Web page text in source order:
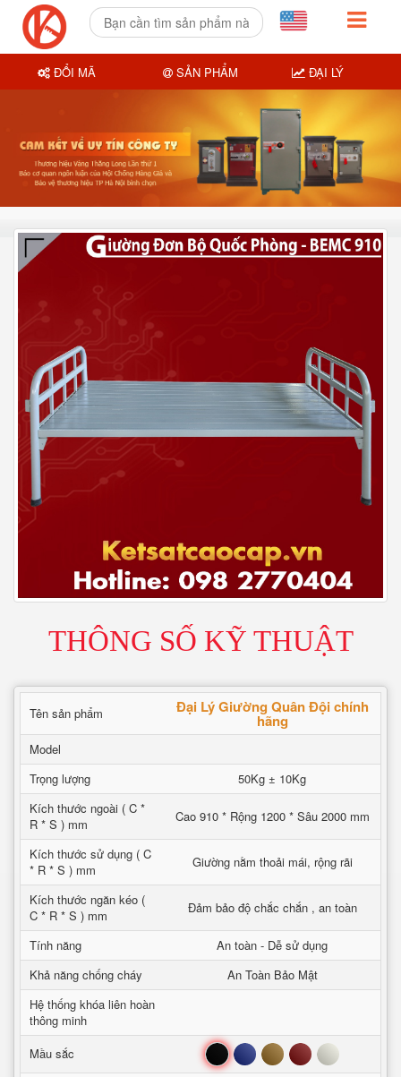
THÔNG SỐ KỸ THUẬT
Tên sản phẩm Đại Lý Giường Quân Đội chính
hãng
Model
Trọng lượng
50Kg ± 10Kg
Kích thước ngoài ( C *
R * S ) mm
Cao 910 * Rộng 1200 * Sâu 2000 mm
Kích thước sử dụng ( C
* R * S ) mm
Giường nằm thoải mái, rộng rãi
Kích thước ngăn kéo (
C * R * S ) mm
Đảm bảo độ chắc chắn , an toàn
Tính năng
An toàn - Dễ sử dụng
Khả năng chống cháy
An Toàn Bảo Mật
Hệ thống khóa liên hoàn
thông minh
Mầu sắc
Đen Xanh Nâu Đỏ Trắng
ĐỔI MÃ SẢN PHẨM ĐẠI LÝ